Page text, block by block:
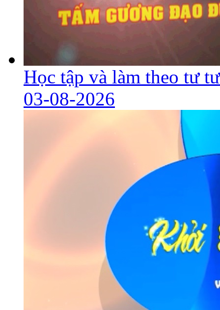
Học tập và làm theo tư
03-08-2026